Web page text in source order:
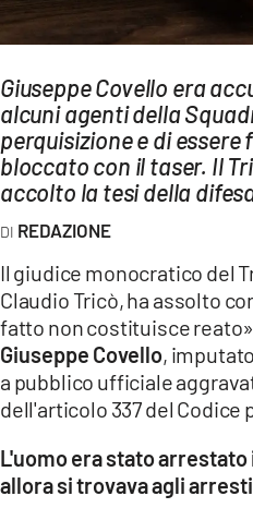
LAC ONAIR
Network
LACPLAY.IT
LACTV.IT
ILREGGINO.IT
COSENZACHANNEL.IT
ILVIBONESE.IT
CATANZAROCHANNEL.IT
LACAPITALENEWS.IT
Giuseppe Covello era
alcuni agenti della
perquisizione e di
bloccato con il taser. Il
accolto la tesi della
REDAZIONE
Il giudice monocratico del
Claudio Tricò, ha assolto
fatto non costituisce
Giuseppe Covello,
a pubblico ufficiale
dell'articolo 337 del Codice
L'uomo era stato arrestato
allora si trovava agli